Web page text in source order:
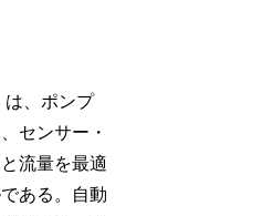
は、ポンプ
センサー・
流量を最適
ある。自動